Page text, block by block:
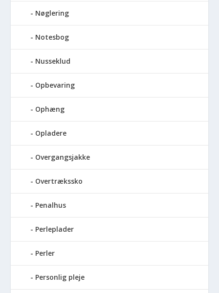
Nøglering
Notesbog
Nusseklud
Opbevaring
Ophæng
Opladere
Overgangsjakke
Overtrækssko
Penalhus
Perleplader
Perler
Personlig pleje